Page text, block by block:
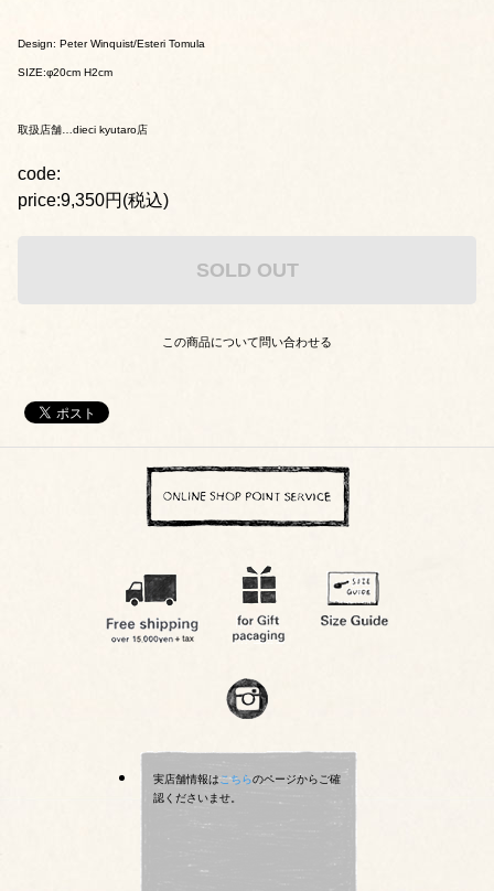
Design: Peter Winquist/Esteri Tomula
SIZE:φ20cm H2cm
取扱店舗…dieci kyutaro店
code:
price:9,350円(税込)
SOLD OUT
この商品について問い合わせる
実店舗情報はこちらのページからご確
認くださいませ。